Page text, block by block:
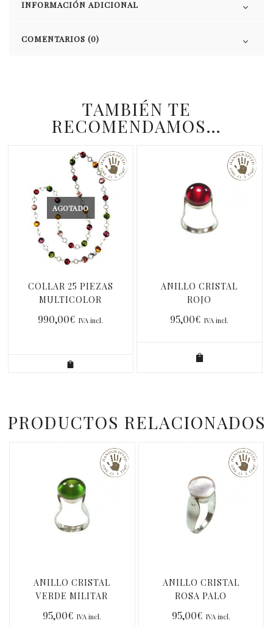
INFORMACIÓN ADICIONAL
COMENTARIOS (0)
TAMBIÉN TE
RECOMENDAMOS…
AGOTADO
COLLAR 25 PIEZAS
MULTICOLOR
990,00€ IVA incl.
ANILLO CRISTAL
ROJO
95,00€ IVA incl.
PRODUCTOS RELACIONADOS
ANILLO CRISTAL
VERDE MILITAR
95,00€ IVA incl.
ANILLO CRISTAL
ROSA PALO
95,00€ IVA incl.